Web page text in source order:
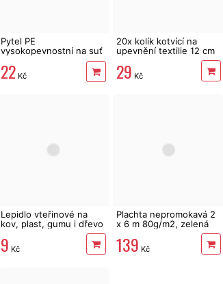
Pytel PE
vysokopevnostní na suť
120 x 60 cm 200µ, ČR
22 Kč
20x kolík kotvící na
upevnění textilie 12 cm
29 Kč
Lepidlo vteřinové na
kov, plast, gumu i dřevo
9 Kč
Plachta nepromokavá 2
x 6 m 80g/m2, zelená
139 Kč